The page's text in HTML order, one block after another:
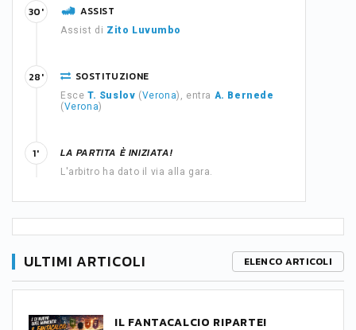
ASSIST
Assist di Zito Luvumbo
30'
SOSTITUZIONE
Esce T. Suslov (Verona), entra A. Bernede
(Verona)
28'
LA PARTITA È INIZIATA!
L'arbitro ha dato il via alla gara.
1'
ULTIMI ARTICOLI ELENCO ARTICOLI
IL FANTACALCIO RIPARTE!